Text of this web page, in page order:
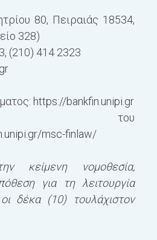
80, Πειραιάς 18534,
328)
(210) 414 2323
https://bankfin.unipi.gr
του
msc-finlaw/
κείμενη νομοθεσία,
για τη λειτουργία
δέκα (10) τουλάχιστον